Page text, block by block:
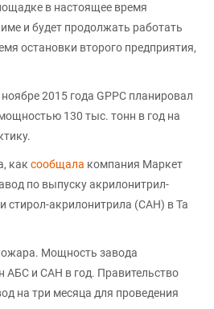
в настоящее время
и будет продолжать работать
остановки второго предприятия,
2015 года GPPC планировал
130 тыс. тонн в год на
как сообщала компания Маркет
по выпуску акрилонитрил-
стирол-акрилонитрила (САН) в Та
Мощность завода
АБС и САН в год. Правительство
на три месяца для проведения